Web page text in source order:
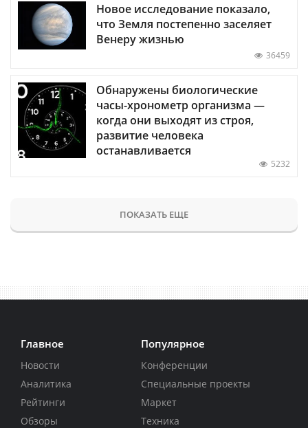
Новое исследование показало,
что Земля постепенно заселяет
Венеру жизнью
36459
Обнаружены биологические
часы-хронометр организма —
когда они выходят из строя,
развитие человека
останавливается
5232
ПОКАЗАТЬ ЕЩЕ
Главное
Новости
Аналитика
Рейтинги
Обзоры
Популярное
Конференции
Специальные проекты
Маркет
Техника